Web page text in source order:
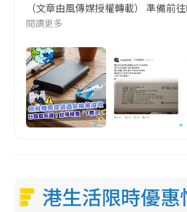
（文章由風傳媒授權轉載） 準備
閱讀更多
港生活限時優惠